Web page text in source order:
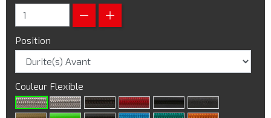
Position
Couleur Flexible